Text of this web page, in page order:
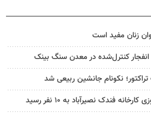
زنان مفید است
انفجار کنترل‌شده در معدن سنگ بینک
نکونام جانشین ربیعی شد
فندک نصیرآباد به ۱۰ نفر رسید